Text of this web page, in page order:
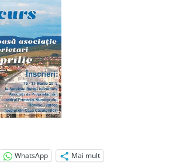
WhatsApp
Mai mult